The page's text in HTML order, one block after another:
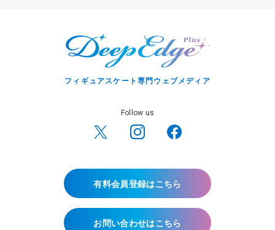
フィギュアスケート専門ウェブメディア
Follow us
有料会員登録はこちら
お問い合わせはこちら